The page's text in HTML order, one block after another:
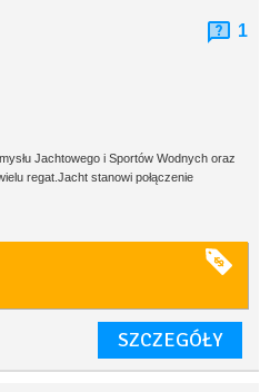
1
Jachtowego i Sportów Wodnych oraz
regat.Jacht stanowi połączenie
SZCZEGÓŁY